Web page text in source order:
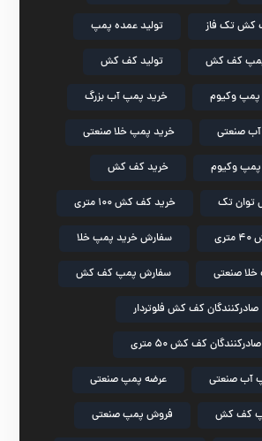
کش تک فاز تولید عمده پمپ
پمپ کف کش تولید کف کش
پمپ وکیوم خرید پمپ آب بزرگ
صنعتی خرید پمپ خلا صنعتی
پمپ وکیوم خرید کف کش
توان تک خرید کف کش ۱۰۰ متری
سفارش خرید پمپ خلا
صنعتی سفارش پمپ کف کش
صادرکنندگان کف کش فلوتردار
صادرکنندگان کف کش ۵۰ متری
آب صنعتی عرضه پمپ صنعتی
کف کش فروش پمپ صنعتی